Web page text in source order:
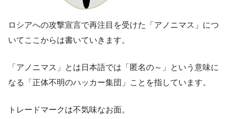
ロシアへの攻撃宣言で再注目を受けた「 アノニマス 」につ
いてここからは書いていきます。
「アノニマス」とは日本語では「匿名の～」という意味に
なる「正体不明のハッカー集団」ことを指しています。
トレードマークは不気味なお面。